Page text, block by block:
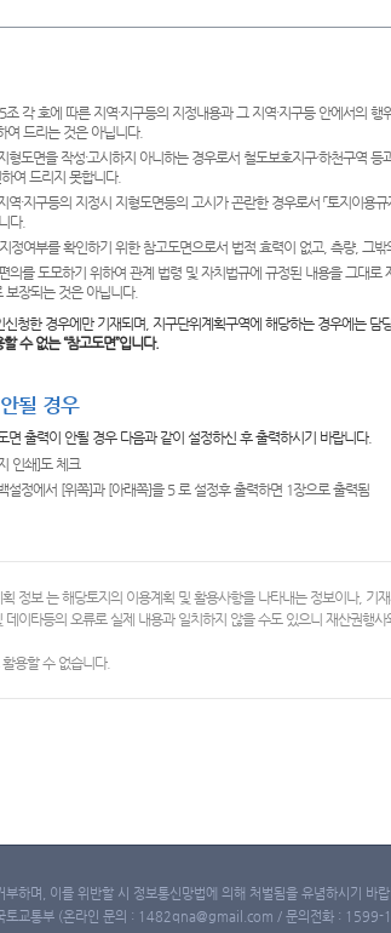
5조 각 호에 따른 지역·지구등의 지정내용과 그 지역·지구등 안에서
여 드리는 것은 아닙니다.
형도면을 작성·고시하지 아니하는 경우로서 철도보호지구·하천구역
여 드리지 못합니다.
역·지구등의 지정시 지형도면등의 고시가 곤란한 경우로서 「토지이
다.
정여부를 확인하기 위한 참고도면으로서 법적 효력이 없고, 측량, 그
의를 도모하기 위하여 관계 법령 및 자치법규에 규정된 내용을 그대
장되는 것은 아닙니다.
청한 경우에만 기재되며, 지구단위계획구역에 해당하는 경우에는
수 없는 “참고도면”입니다.
될 경우
출력이 안될 경우 다음과 같이 설정하신 후 출력하시기 바랍니다.
인쇄]도 체크
정에서 [위쪽]과 [아래쪽]을 5 로 설정후 출력하면 1장으로 출력됨
정보 는 해당토지의 이용계획 및 활용사항을 나타내는 정보이나, 기
데이타등의 오류로 실제 내용과 일치하지 않을 수도 있으니 재산권행
용할 수 없습니다.
하며, 이를 위반할 시 정보통신망법에 의해 처벌됨을 유념하시기 바랍
토교통부 (온라인 문의 : 1482qna@gmail.com / 문의전화 : 1599-